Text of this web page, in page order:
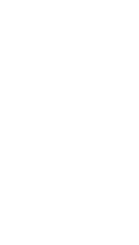
Los presidentes
Igualmente, el de
de cuatro diarios,
ámbitos del poder.
del Valencia CF le
fue igual de
A los